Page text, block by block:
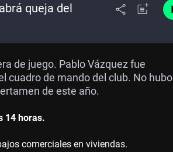
queja del
de juego. Pablo Vázquez fue
cuadro de mando del club. No hubo
de este año.
14 horas.
comerciales en viviendas.